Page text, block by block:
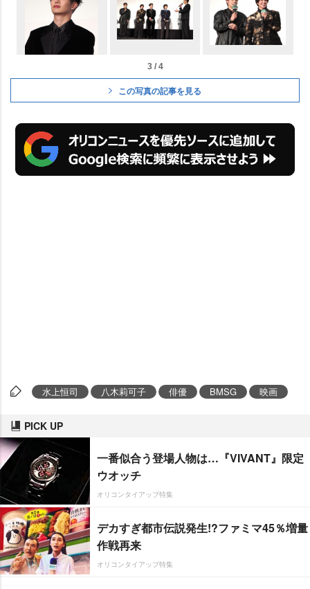
3 / 4
この写真の記事を見る
水上恒司 八木莉可子 俳優 BMSG 映画
PICK UP
一番似合う登場人物は…『VIVANT』限定
ウオッチ
オリコンタイアップ特集
デカすぎ都市伝説発生!?ファミマ45％増量
作戦再来
オリコンタイアップ特集